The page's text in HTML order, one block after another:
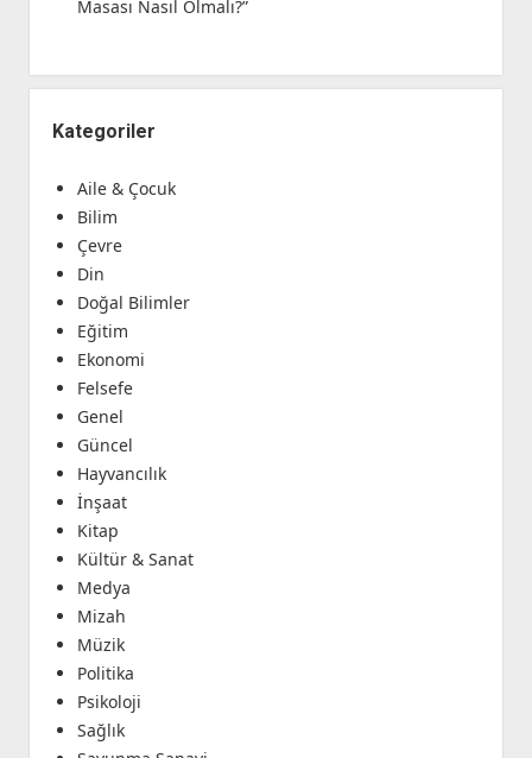
Masası Nasıl Olmalı?”
Kategoriler
Aile & Çocuk
Bilim
Çevre
Din
Doğal Bilimler
Eğitim
Ekonomi
Felsefe
Genel
Güncel
Hayvancılık
İnşaat
Kitap
Kültür & Sanat
Medya
Mizah
Müzik
Politika
Psikoloji
Sağlık